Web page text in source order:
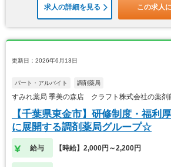
求人の詳細を見る この求人
更新日：2026年6月13日
パート・アルバイト 調剤薬局
すみれ薬局 季美の森店 クラフト株式会社の薬剤
【千葉県東金市】研修制度・福利
に展開する調剤薬局グループ☆
給与 【時給】2,000円～2,200円